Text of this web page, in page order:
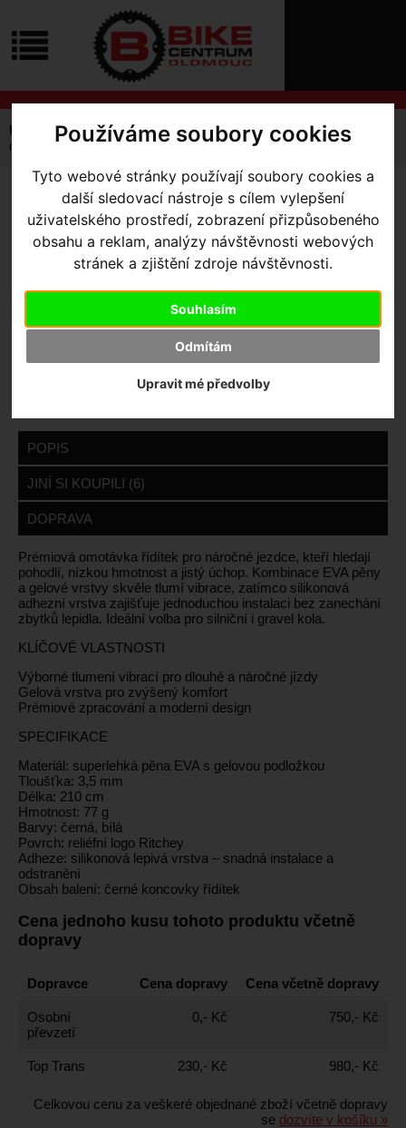
Používáme soubory cookies
Tyto webové stránky používají soubory cookies a
další sledovací nástroje s cílem vylepšení
uživatelského prostředí, zobrazení přizpůsobeného
obsahu a reklam, analýzy návštěvnosti webových
stránek a zjištění zdroje návštěvnosti.
Souhlasím
Odmítám
Upravit mé předvolby
O
NÁKUPU
SLUŽBY
REGISTRACE
ZTRATILI
Úvodní strana Komponenty
Omotávky
omotávka Ritchey Pavé
OMOTÁVKA RITCHEY PAVÉ
Ritchey
Kód výrobce:
796941490535
Ne
Dodací lhůta:
kontaktujte nás
24 měsíců
,- Kč s DPH
POPIS
JINÍ SI KOUPILI (6)
DOPRAVA
Prémiová omotávka řídítek pro náročné jezdce, kteří hledají
pohodlí, nízkou hmotnost a jistý úchop. Kombinace EVA pěny
a gelové vrstvy skvěle tlumí vibrace, zatímco silikonová
adhezní vrstva zajišťuje jednoduchou instalaci bez zanechání
zbytků lepidla. Ideální volba pro silniční i gravel kola.
KLÍČOVÉ VLASTNOSTI
Výborné tlumení vibrací pro dlouhé a náročné jízdy
Gelová vrstva pro zvýšený komfort
Prémiové zpracování a moderní design
SPECIFIKACE
Materiál: superlehká pěna EVA s gelovou podložkou
Tloušťka: 3,5 mm
Délka: 210 cm
Hmotnost: 77 g
Barvy: černá, bílá
Povrch: reliéfní logo Ritchey
Adheze: silikonová lepivá vrstva – snadná instalace a
odstranění
Obsah balení: černé koncovky řídítek
Cena jednoho kusu tohoto produktu včetně
dopravy
Dopravce Cena dopravy Cena včetně dopravy
Osobní
převzetí
0,- Kč 750,- Kč
Top Trans 230,- Kč 980,- Kč
Celkovou cenu za veškeré objednané zboží včetně dopravy
se dozvíte v košíku »